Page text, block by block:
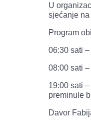
U
sjećanje
Program
06:30 sati
08:00 sati
19:00 sati
preminule
Davor